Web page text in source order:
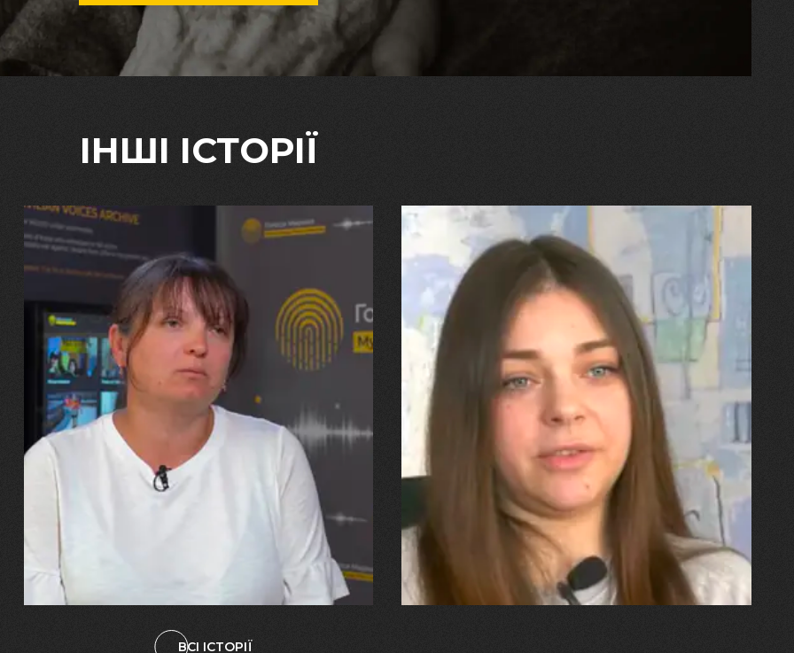
ІНШІ ІСТОРІЇ
29.07.2026
Марина, Ваїд та Аміна Харченко
"Попри всі втрати, ми не
зламалися: тепер я бачу
свого вбитого чоловіка у
наших дітях"
27.07.2026
"Я перенесла 11 операцій, та
плакала від фантомного
болю. Але маленька донька
бере за руку і змушує йти
далі"
ВСІ ІСТОРІЇ